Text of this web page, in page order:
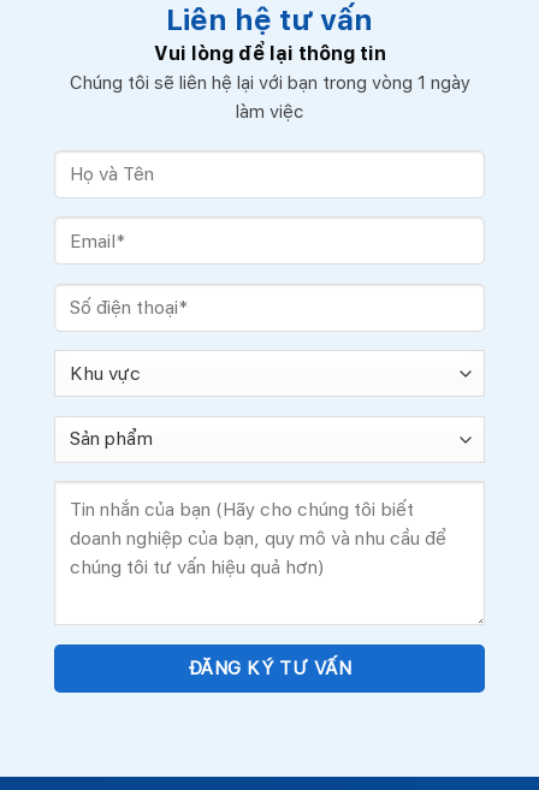
Liên hệ tư vấn
Vui lòng để lại thông tin
Chúng tôi sẽ liên hệ lại với bạn trong vòng 1 ngày
làm việc